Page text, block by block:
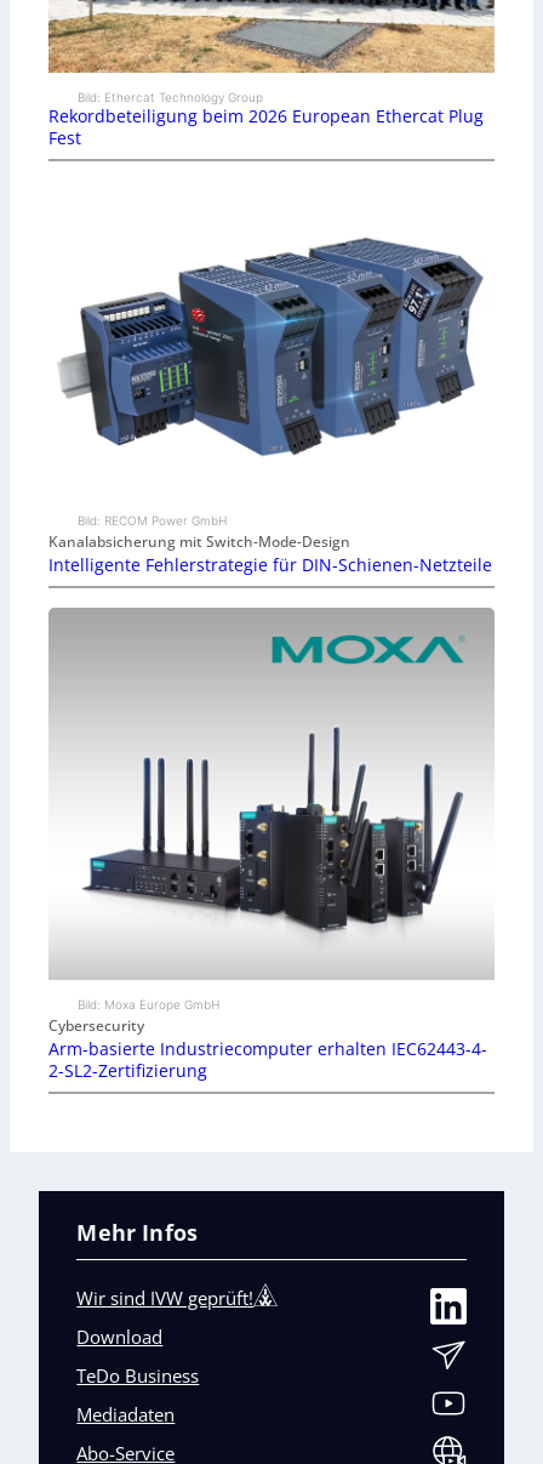
Bild: Ethercat Technology Group
Rekordbeteiligung beim 2026 European Ethercat Plug
Fest
Bild: RECOM Power GmbH
Kanalabsicherung mit Switch-Mode-Design
Intelligente Fehlerstrategie für DIN-Schienen-Netzteile
Bild: Moxa Europe GmbH
Cybersecurity
Arm-basierte Industriecomputer erhalten IEC62443-4-
2-SL2-Zertifizierung
Mehr Infos
Wir sind IVW geprüft!
Download
TeDo Business
Mediadaten
Abo-Service